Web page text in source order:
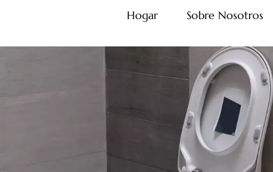
Hogar Sobre Nosotros